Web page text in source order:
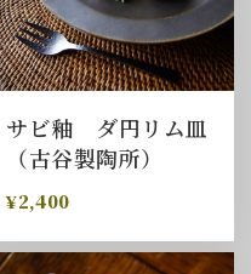
サビ釉 ダ円リム皿
（古谷製陶所）
¥2,400